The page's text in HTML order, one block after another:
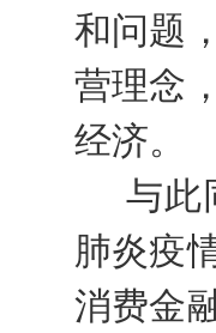
和问题
营理念
经济。
与此
肺炎疫
消费金